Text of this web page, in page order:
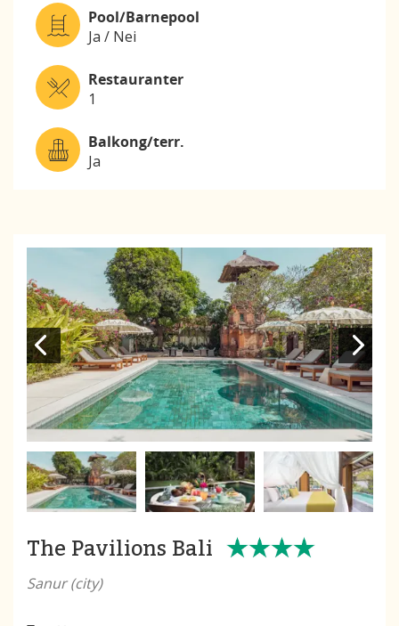
Pool/Barnepool
Ja / Nei
Restauranter
1
Balkong/terr.
Ja
The Pavilions Bali
Sanur (city)